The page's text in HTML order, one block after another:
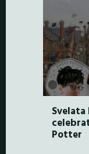
Potter